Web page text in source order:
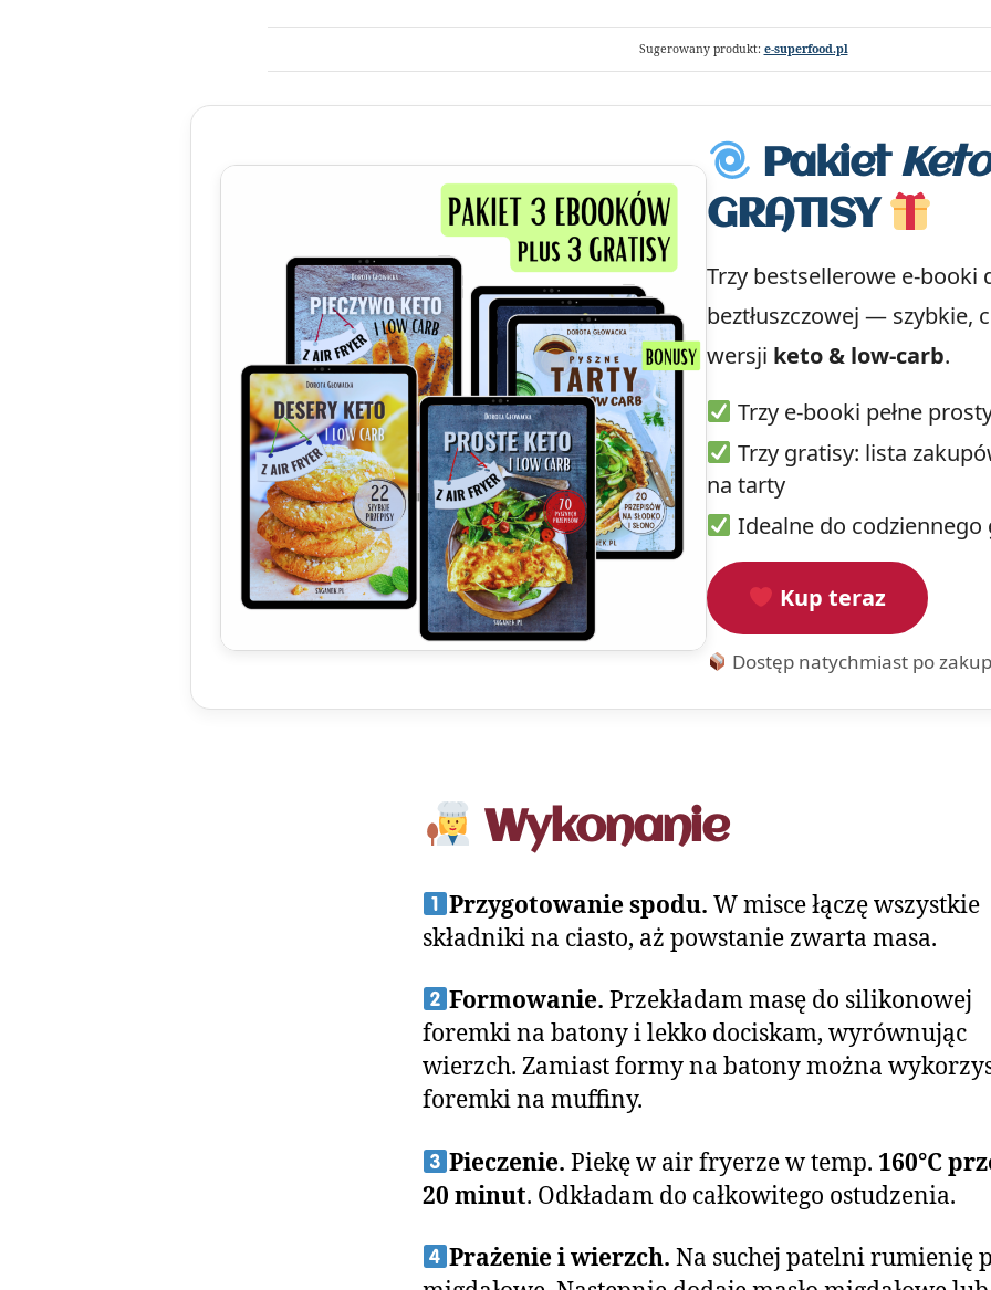
Sugerowany produkt: e-superfood.pl
Pakiet
GRATISY
Trzy bestsellerowe e-booki
beztłuszczowej — szybkie,
wersji keto & low-carb.
Trzy e-booki pełne
Trzy gratisy: lista
na tarty
Idealne do
Kup teraz
Dostęp natychmiast po
Wykonanie
Przygotowanie spodu. W misce łączę wszystkie
składniki na ciasto, aż powstanie zwarta masa.
Formowanie. Przekładam masę do silikonowej
foremki na batony i lekko dociskam, wyrównując
wierzch. Zamiast formy na batony można
foremki na muffiny.
Pieczenie. Piekę w air fryerze w temp. 160°C
20 minut. Odkładam do całkowitego ostudzenia.
Prażenie i wierzch. Na suchej patelni rumienię